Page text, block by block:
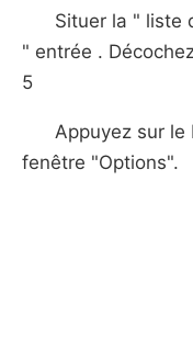
Situer la " liste
" entrée .
5
Appuyez sur le
fenêtre "Options".